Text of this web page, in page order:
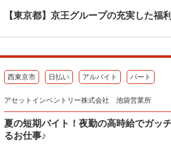
【東京都】京王グループの充実した福
西東京市 日払い アルバイト パート
アセットインベントリー株式会社 池袋営業所
夏の短期バイト！夜勤の高時給でガッ
るお仕事♪